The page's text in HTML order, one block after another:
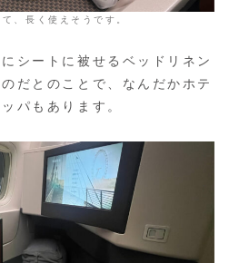
、長く使えそうです。
シートに被せるベッドリネン
だとのことで、なんだかホテ
パもあります。